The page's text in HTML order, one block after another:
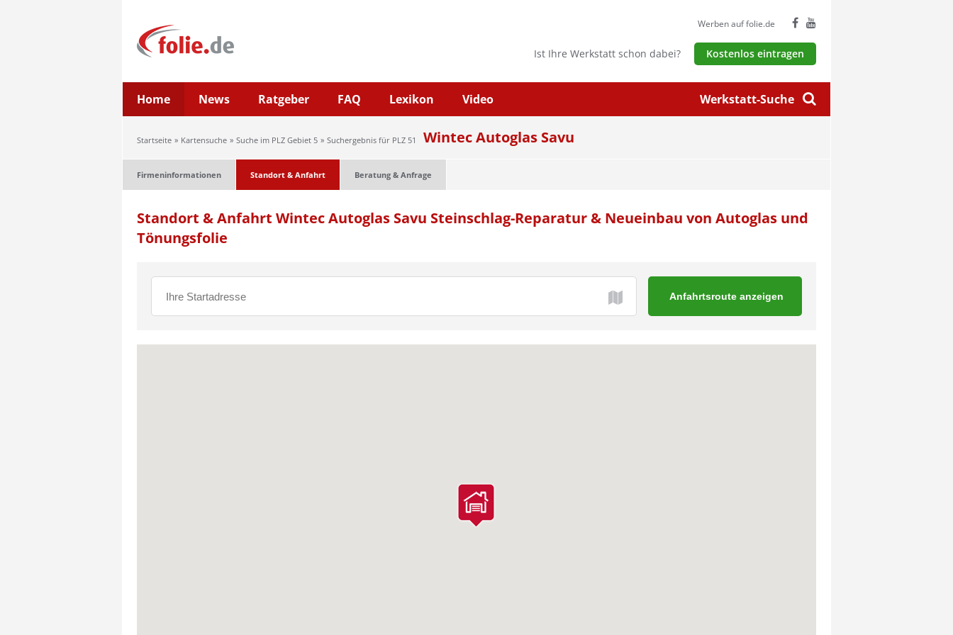
Werkstatt-Suche
Werben auf folie.de
Ist Ihre Werkstatt schon dabei? Kostenlos eintragen
Home News Ratgeber FAQ Lexikon Video
Startseite Kartensuche Suche im PLZ Gebiet 5 Suchergebnis für PLZ 51 Wintec Autoglas Savu
Firmeninformationen Standort & Anfahrt Beratung & Anfrage
Standort & Anfahrt Wintec Autoglas Savu Steinschlag-Reparatur & Neueinbau von Autoglas und
Tönungsfolie